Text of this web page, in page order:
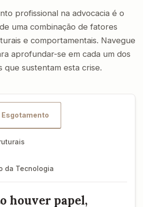
profissional na advocacia é o
uma combinação de fatores
e comportamentais. Navegue
aprofundar-se em cada um dos
que sustentam esta crise.
Esgotamento
da Tecnologia
houver papel,